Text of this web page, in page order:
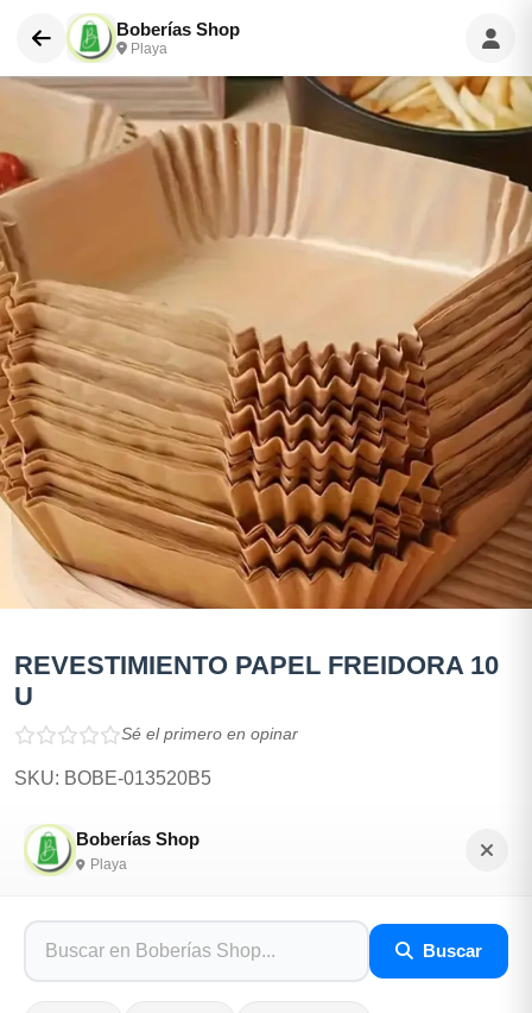
Boberías Shop
Playa
Boberías Shop
Playa
Buscar
REVESTIMIENTO PAPEL FREIDORA 10
U
Sé el primero en opinar
SKU: BOBE-013520B5
$400.00
Listo para Entregar